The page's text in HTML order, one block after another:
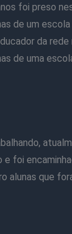
foi preso
de um
da
de uma
foi
alunas que